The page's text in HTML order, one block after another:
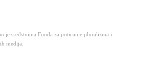
je sredstvima Fonda za poticanje pluralizma i
medija.